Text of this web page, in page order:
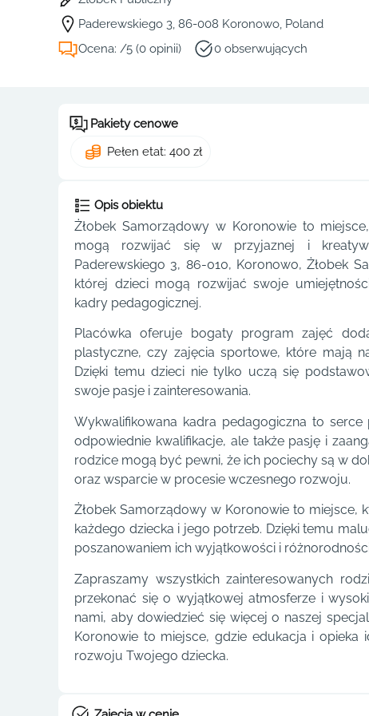
Paderewskiego 3, 86-008 Koronowo, Poland
Ocena: /5 (0 opinii)
0 obserwujących
Pakiety cenowe
Pełen etat: 400 zł
Opis obiektu
Żłobek Samorządowy w Koronowie to
mogą rozwijać się w przyjaznej i
Paderewskiego 3, 86-010, Koronowo, Żłobek
której dzieci mogą rozwijać swoje
kadry pedagogicznej.
Placówka oferuje bogaty program zajęć
plastyczne, czy zajęcia sportowe, które mają
Dzięki temu dzieci nie tylko uczą się
swoje pasje i zainteresowania.
Wykwalifikowana kadra pedagogiczna to
odpowiednie kwalifikacje, ale także pasję i
rodzice mogą być pewni, że ich pociechy są w
oraz wsparcie w procesie wczesnego rozwoju.
Żłobek Samorządowy w Koronowie to miejsce,
każdego dziecka i jego potrzeb. Dzięki temu
poszanowaniem ich wyjątkowości i
Zapraszamy wszystkich zainteresowanych
przekonać się o wyjątkowej atmosferze i
nami, aby dowiedzieć się więcej o naszej
Koronowie to miejsce, gdzie edukacja i
rozwoju Twojego dziecka.